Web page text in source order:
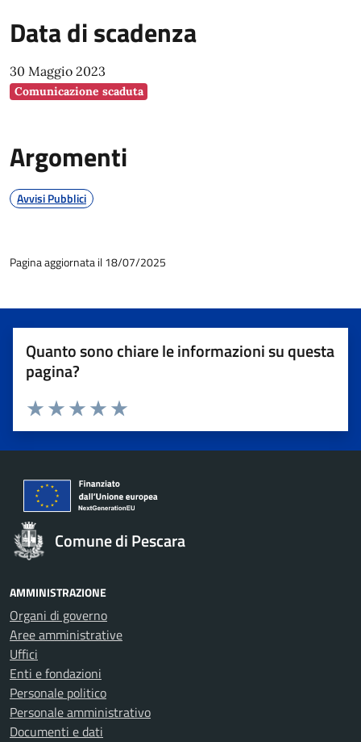
Data di scadenza
30 Maggio 2023
Comunicazione scaduta
Argomenti
Avvisi Pubblici
Pagina aggiornata il 18/07/2025
Quanto sono chiare le informazioni su questa
pagina?
Valuta 5 stelle su 5
Valuta 4 stelle su 5
Valuta 3 stelle su 5
Valuta 2 stelle su 5
Valuta 1 stelle su 5
Comune di Pescara
AMMINISTRAZIONE
Organi di governo
Aree amministrative
Uffici
Enti e fondazioni
Personale politico
Personale amministrativo
Documenti e dati